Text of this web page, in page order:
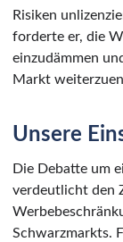
Risiken
forderte er, die
einzudämmen
Markt
Unsere
Die Debatte um
verdeutlicht den
Schwarzmarkts.